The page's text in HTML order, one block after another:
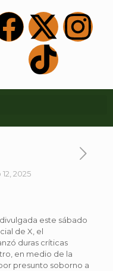
12, 2025
este sábado
de X, el
duras críticas
en medio de la
presunto soborno a